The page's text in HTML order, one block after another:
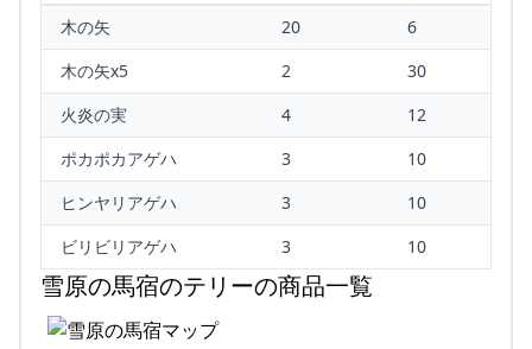
木の矢
20
6
木の矢x5
2
30
火炎の実
4
12
ポカポカアゲハ
3
10
ヒンヤリアゲハ
3
10
ビリビリアゲハ
3 10
雪原の馬宿のテリーの商品一覧